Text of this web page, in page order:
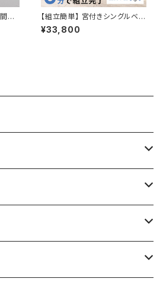
収
ト
奥
【組立簡単】 宮付きシングルベッ
ド 天然木 ベッド bed 一人暮ら
し 3色展開 新生活 模様替え
¥33,800
ク